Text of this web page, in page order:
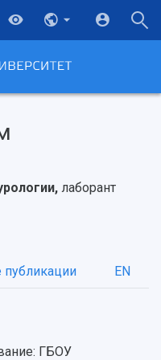
университет?
деятельность
лаборант
публикации EN
ГБОУ